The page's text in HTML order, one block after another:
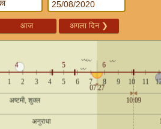
आज अगला दिन ❯